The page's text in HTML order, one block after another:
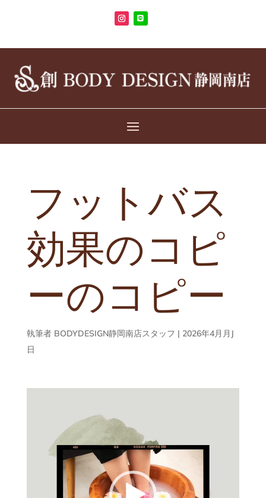
フットバス
効果のコピ
ーのコピー
執筆者 BODYDESIGN静岡南店スタッフ | 2026年4月月J
日